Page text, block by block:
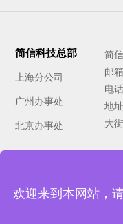
简信科技总部
上海分公司
广州办事处
北京办事处
简
邮
电
地
大
欢迎来到本网站，